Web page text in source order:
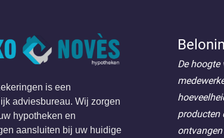
is een
adviesbureau. Wij zorgen
hypotheken en
aansluiten bij uw huidige
De
producten